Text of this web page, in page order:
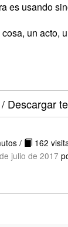
es usando
un acto,
Descargar
/
162
julio de 2017